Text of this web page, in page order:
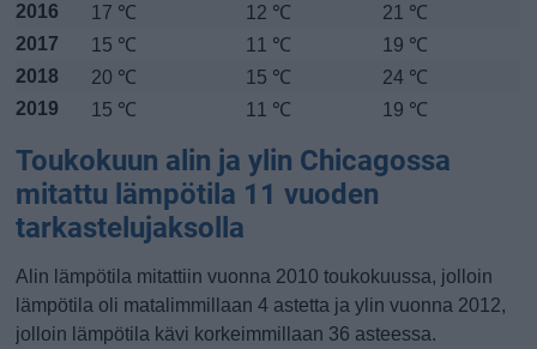
2016
17 ℃ 12 ℃
21 ℃
2017
15 ℃ 11 ℃
19 ℃
2018
20 ℃ 15 ℃
24 ℃
2019
15 ℃ 11 ℃ 19 ℃
Toukokuun alin ja ylin Chicagossa
mitattu lämpötila 11 vuoden
tarkastelujaksolla
Alin lämpötila mitattiin vuonna 2010 toukokuussa, jolloin
lämpötila oli matalimmillaan 4 astetta ja ylin vuonna 2012,
jolloin lämpötila kävi korkeimmillaan 36 asteessa.